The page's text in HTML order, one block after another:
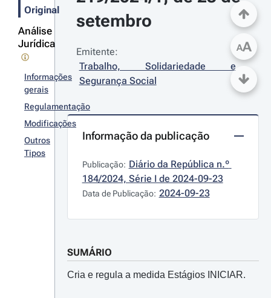
Original
Análise
Jurídica
Informações
gerais
Regulamentação
Modificações
Outros
Tipos
setembro
Emitente:
Trabalho, Solidariedade e
Segurança Social
Informação da publicação
Publicação: Diário da República n.º
184/2024, Série I de 2024-09-23
Data de Publicação: 2024-09-23
SUMÁRIO
Cria e regula a medida Estágios INICIAR.
AA